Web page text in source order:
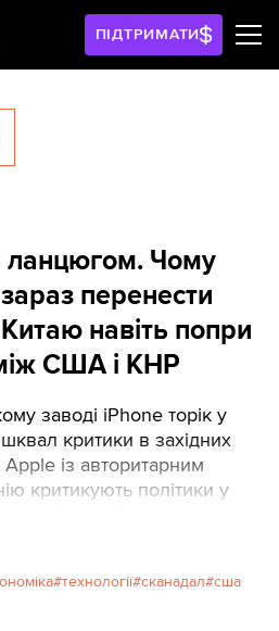
ПІДТРИМАТИ
ланцюгом. Чому
перенести
навіть попри
США і КНР
заводі iPhone торік у
критики в західних
із авторитарним
критикують політики у
супротивником Америки.
важко.Автор: Каміла
технології сканадал сша